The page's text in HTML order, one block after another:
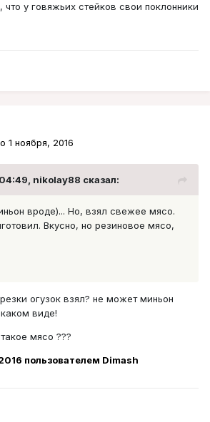
что у говяжьих стейков свои поклонники
1 ноября, 2016
nikolay88 сказал:
вроде)... Но, взял свежее мясо.
Вкусно, но резиновое мясо,
огузок взял? не может миньон
виде!
мясо ???
пользователем Dimash